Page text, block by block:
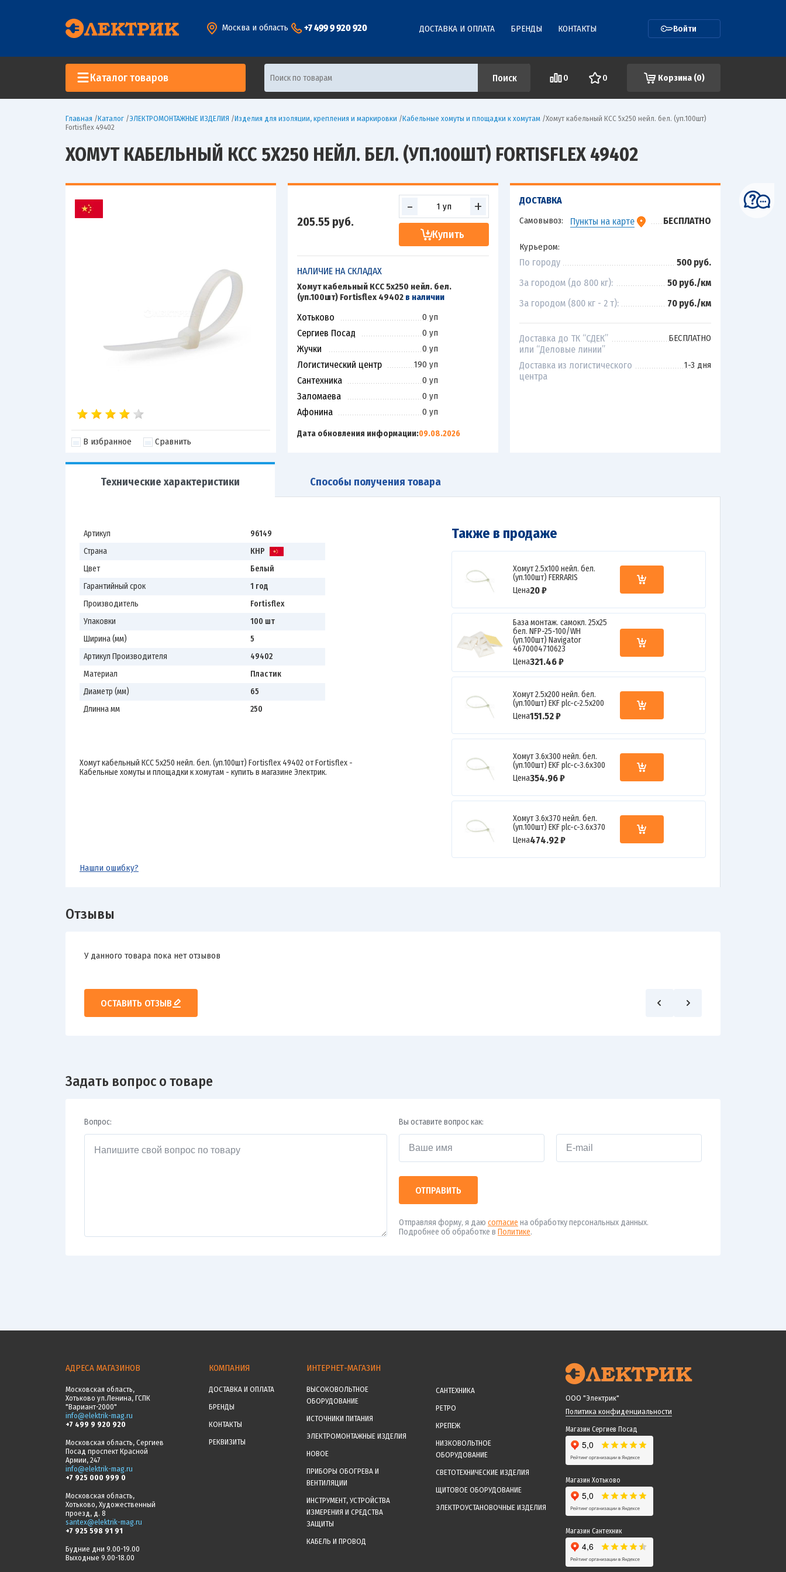
Москва и область +7 499 9 920 920 ДОСТАВКА И ОПЛАТА БРЕНДЫ КОНТАКТЫ Войти
Каталог товаров 0 0 Корзина (0)
Главная /Каталог /ЭЛЕКТРОМОНТАЖНЫЕ ИЗДЕЛИЯ /Изделия для изоляции, крепления и маркировки /Кабельные хомуты и площадки к хомутам /Хомут кабельный КСС 5х250 нейл. бел. (уп.100шт)
Fortisflex 49402
ХОМУТ КАБЕЛЬНЫЙ КСС 5Х250 НЕЙЛ. БЕЛ. (УП.100ШТ) FORTISFLEX 49402
В избранное Сравнить
205.55 руб.
- +
Купить
НАЛИЧИЕ НА СКЛАДАХ
Хомут кабельный КСС 5х250 нейл. бел.
(уп.100шт) Fortisflex 49402 в наличии
Хотьково 0 уп
Сергиев Посад 0 уп
Жучки 0 уп
Логистический центр 190 уп
Сантехника 0 уп
Заломаева 0 уп
Афонина 0 уп
Дата обновления информации:09.08.2026
ДОСТАВКА
Самовывоз: Пункты на карте БЕСПЛАТНО
Курьером:
По городу
500 руб.
За городом (до 800 кг):
50 руб./км
За городом (800 кг - 2 т):
70 руб./км
Доставка до ТК “СДЕК”
или “Деловые линии”
БЕСПЛАТНО
Доставка из логистического
центра
1-3 дня
Технические характеристики Способы получения товара
Артикул
96149
Страна
КНР
Цвет
Белый
Гарантийный срок
1 год
Производитель
Fortisflex
Упаковки
100 шт
Ширина (мм)
5
Артикул Производителя
49402
Материал
Пластик
Диаметр (мм)
65
Длинна мм
250
Хомут кабельный КСС 5х250 нейл. бел. (уп.100шт) Fortisflex 49402 от Fortisflex -
Кабельные хомуты и площадки к хомутам - купить в магазине Электрик.
Также в продаже
Хомут 2.5х100 нейл. бел.
(уп.100шт) FERRARIS
Цена20 ₽
База монтаж. самокл. 25х25
бел. NFP-25-100/WH
(уп.100шт) Navigator
4670004710623
Цена321.46 ₽
Хомут 2.5х200 нейл. бел.
(уп.100шт) EKF plc-c-2.5x200
Цена151.52 ₽
Хомут 3.6х300 нейл. бел.
(уп.100шт) EKF plc-c-3.6x300
Цена354.96 ₽
Хомут 3.6х370 нейл. бел.
(уп.100шт) EKF plc-c-3.6x370
Цена474.92 ₽
Нашли ошибку?
Отзывы
У данного товара пока нет отзывов
ОСТАВИТЬ ОТЗЫВ
Задать вопрос о товаре
Вопрос: Вы оставите вопрос как:
ОТПРАВИТЬ
Отправляя форму, я даю согласие на обработку персональных данных.
Подробнее об обработке в Политике.
АДРЕСА МАГАЗИНОВ
Московская область,
Хотьково ул.Ленина, ГСПК
"Вариант-2000"
info@elektrik-mag.ru
+7 499 9 920 920
Московская область, Сергиев
Посад проспект Красной
Армии, 247
info@elektrik-mag.ru
+7 925 000 999 0
Московская область,
Хотьково, Художественный
проезд, д. 8
santex@elektrik-mag.ru
+7 925 598 91 91
Будние дни 9.00-19.00
Выходные 9.00-18.00
КОМПАНИЯ
ДОСТАВКА И ОПЛАТА
БРЕНДЫ
КОНТАКТЫ
РЕКВИЗИТЫ
ИНТЕРНЕТ-МАГАЗИН
ВЫСОКОВОЛЬТНОЕ
ОБОРУДОВАНИЕ
ИСТОЧНИКИ ПИТАНИЯ
ЭЛЕКТРОМОНТАЖНЫЕ ИЗДЕЛИЯ
НОВОЕ
ПРИБОРЫ ОБОГРЕВА И
ВЕНТИЛЯЦИИ
ИНСТРУМЕНТ, УСТРОЙСТВА
ИЗМЕРЕНИЯ И СРЕДСТВА
ЗАЩИТЫ
КАБЕЛЬ И ПРОВОД
САНТЕХНИКА
РЕТРО
КРЕПЕЖ
НИЗКОВОЛЬТНОЕ
ОБОРУДОВАНИЕ
СВЕТОТЕХНИЧЕСКИЕ ИЗДЕЛИЯ
ЩИТОВОЕ ОБОРУДОВАНИЕ
ЭЛЕКТРОУСТАНОВОЧНЫЕ ИЗДЕЛИЯ
ООО "Электрик"
Политика конфиденциальности
Магазин Сергиев Посад
Магазин Хотьково
Магазин Сантехник